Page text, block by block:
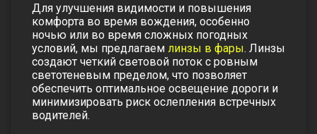
Для улучшения видимости и повышения
комфорта во время вождения, особенно
ночью или во время сложных погодных
условий, мы предлагаем линзы в фары. Линзы
создают четкий световой поток с ровным
светотеневым пределом, что позволяет
обеспечить оптимальное освещение дороги и
минимизировать риск ослепления встречных
водителей.